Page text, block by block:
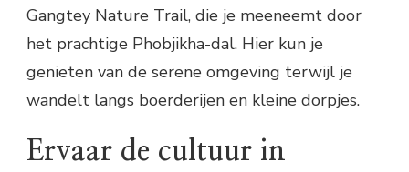
Gangtey Nature Trail, die je meeneemt door
het prachtige Phobjikha-dal. Hier kun je
genieten van de serene omgeving terwijl je
wandelt langs boerderijen en kleine dorpjes.
Ervaar de cultuur in